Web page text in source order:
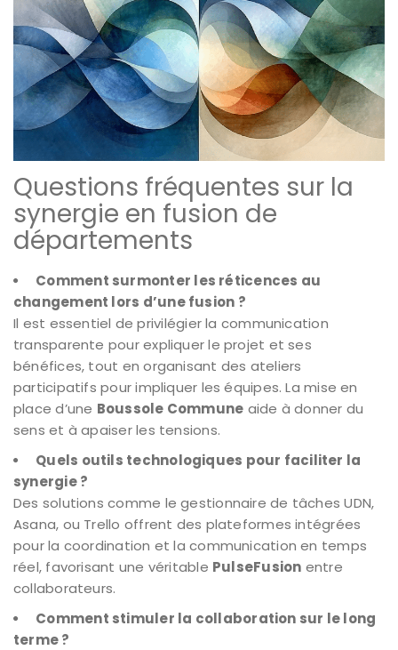
Questions fréquentes sur la
synergie en fusion de
départements
Comment surmonter les réticences au
changement lors d’une fusion ?
Il est essentiel de privilégier la communication
transparente pour expliquer le projet et ses
bénéfices, tout en organisant des ateliers
participatifs pour impliquer les équipes. La mise en
place d’une Boussole Commune aide à donner du
sens et à apaiser les tensions.
Quels outils technologiques pour faciliter la
synergie ?
Des solutions comme le gestionnaire de tâches UDN,
Asana, ou Trello offrent des plateformes intégrées
pour la coordination et la communication en temps
réel, favorisant une véritable PulseFusion entre
collaborateurs.
Comment stimuler la collaboration sur le long
terme ?